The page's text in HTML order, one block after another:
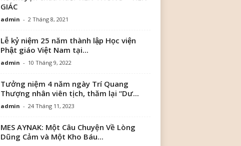
GIÁC
admin - 2 Tháng 8, 2021
Lễ kỷ niệm 25 năm thành lập Học viện
Phật giáo Việt Nam tại...
admin - 10 Tháng 9, 2022
Tưởng niệm 4 năm ngày Trí Quang
Thượng nhân viên tịch, thăm lại “Dư...
admin - 24 Tháng 11, 2023
MES AYNAK: Một Câu Chuyện Về Lòng
Dũng Cảm và Một Kho Báu...